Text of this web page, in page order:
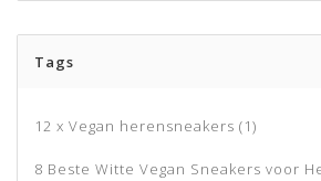
Tags
12 x Vegan herensneakers (1)
8 Beste Witte Vegan Sneakers voor